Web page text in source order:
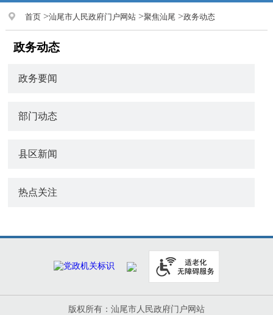
首页>汕尾市人民政府门户网站>聚焦汕尾 >政务动态
政务动态
政务要闻
部门动态
县区新闻
热点关注
版权所有：汕尾市人民政府门户网站